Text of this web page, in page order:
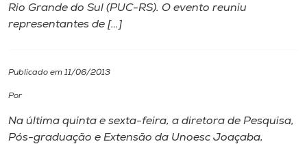
Internacionalização
Cultura
Rio Grande do Sul (PUC-RS). O evento reuniu
representantes de […]
Publicado em 11/06/2013
Por
Na última quinta e sexta-feira, a diretora de Pesquisa,
Pós-graduação e Extensão da Unoesc Joaçaba,